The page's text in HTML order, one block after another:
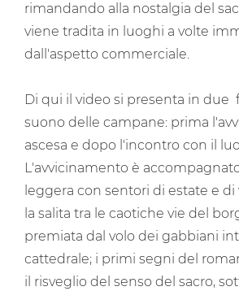
rimandando alla nostalgia del
viene tradita in luoghi a volte
dall'aspetto commerciale.
Di qui il video si presenta in due
suono delle campane: prima
ascesa e dopo l'incontro con il
L'avvicinamento è
leggera con sentori di estate e
la salita tra le caotiche vie del
premiata dal volo dei gabbiani
cattedrale; i primi segni del
il risveglio del senso del sacro,